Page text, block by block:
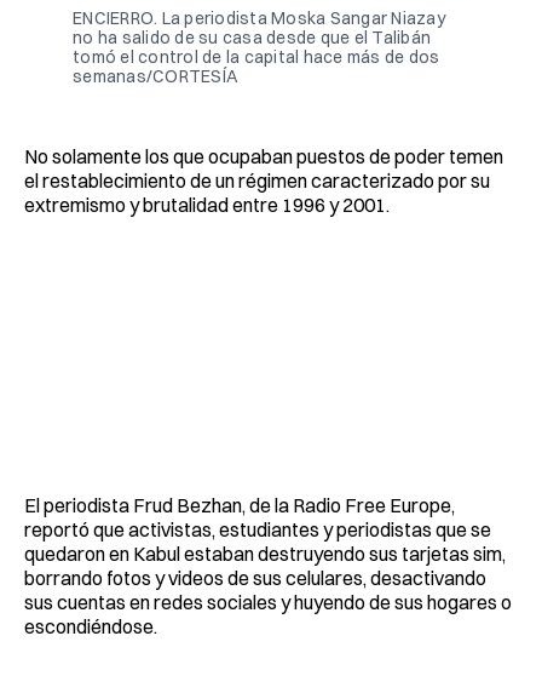
ENCIERRO. La periodista Moska Sangar Niazay
no ha salido de su casa desde que el Talibán
tomó el control de la capital hace más de dos
semanas/CORTESÍA
No solamente los que ocupaban puestos de poder temen
el restablecimiento de un régimen caracterizado por su
extremismo y brutalidad entre 1996 y 2001.
El periodista Frud Bezhan, de la Radio Free Europe,
reportó que activistas, estudiantes y periodistas que se
quedaron en Kabul estaban destruyendo sus tarjetas sim,
borrando fotos y videos de sus celulares, desactivando
sus cuentas en redes sociales y huyendo de sus hogares o
escondiéndose.